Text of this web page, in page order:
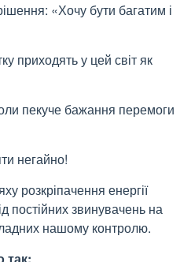
«Хочу бути багатим і
приходять у цей світ як
пекуче бажання перемоги
негайно!
розкріпачення енергії
постійних звинувачень на
нашому контролю.